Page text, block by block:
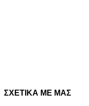
ΣΧΕΤΙΚΑ ΜΕ ΜΑΣ